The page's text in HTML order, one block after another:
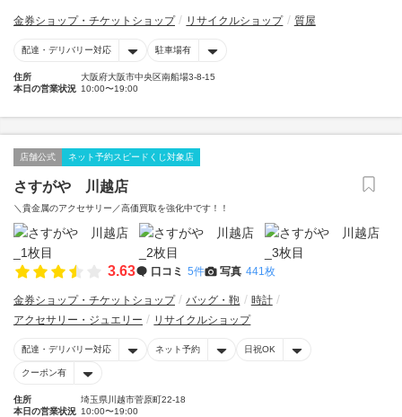
金券ショップ・チケットショップ リサイクルショップ 質屋
配達・デリバリー対応 駐車場有
住所
大阪府大阪市中央区南船場3-8-15
本日の営業状況 10:00〜19:00
店舗公式 ネット予約スピードくじ対象店
さすがや 川越店
＼貴金属のアクセサリー／高価買取を強化中です！！
3.63 口コミ 5件 写真 441枚
金券ショップ・チケットショップ バッグ・鞄
時計
アクセサリー・ジュエリー
リサイクルショップ
配達・デリバリー対応 ネット予約 日祝OK
クーポン有
住所
埼玉県川越市菅原町22-18
本日の営業状況 10:00〜19:00